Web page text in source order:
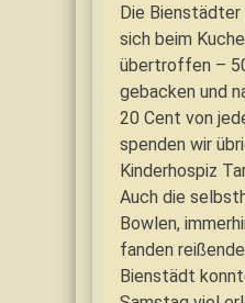
Die Bienstädter
sich beim
übertroffen –
gebacken und
20 Cent von
spenden wir
Kinderhospiz
Auch die
Bowlen,
fanden
Bienstädt